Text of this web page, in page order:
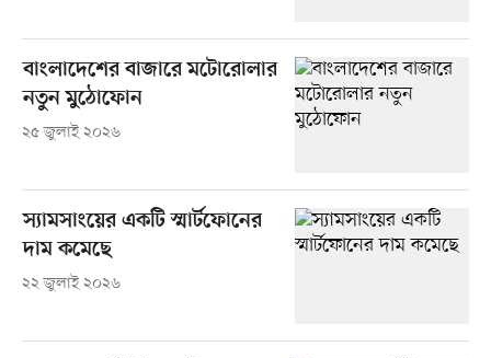
বাংলাদেশের বাজারে মটোরোলার
নতুন মুঠোফোন
২৫ জুলাই ২০২৬
স্যামসাংয়ের একটি স্মার্টফোনের
দাম কমেছে
২২ জুলাই ২০২৬